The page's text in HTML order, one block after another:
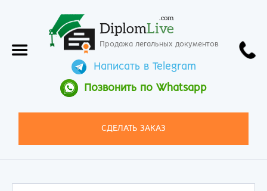
DiplomLive
.com
Продажа легальных документов
Написать в Telegram
Позвонить по Whatsapp
СДЕЛАТЬ ЗАКАЗ